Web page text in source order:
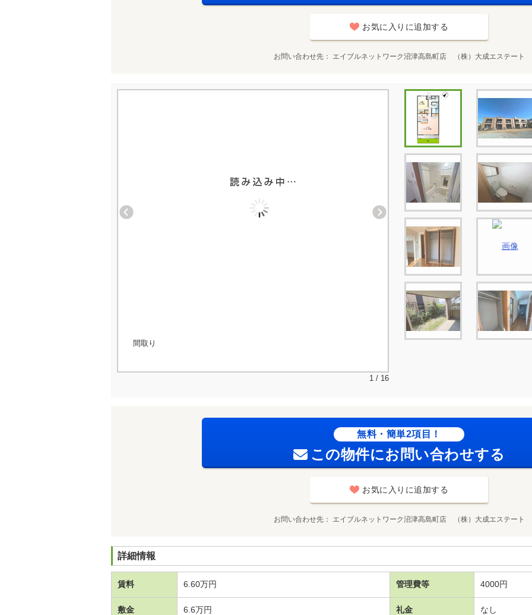
お気に入りに追加する
お問い合わせ先 エイブルネットワーク沼津高島町店 （株）大成エステート
間取り
1 / 16
無料・簡単2項目！
この物件にお問い合わせする
お気に入りに追加する
お問い合わせ先 エイブルネットワーク沼津高島町店 （株）大成エステート
詳細情報
賃料 6.60万円 管理費等 4000円
敷金 6.6万円 礼金 なし